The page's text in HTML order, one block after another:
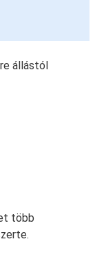
állástól
több